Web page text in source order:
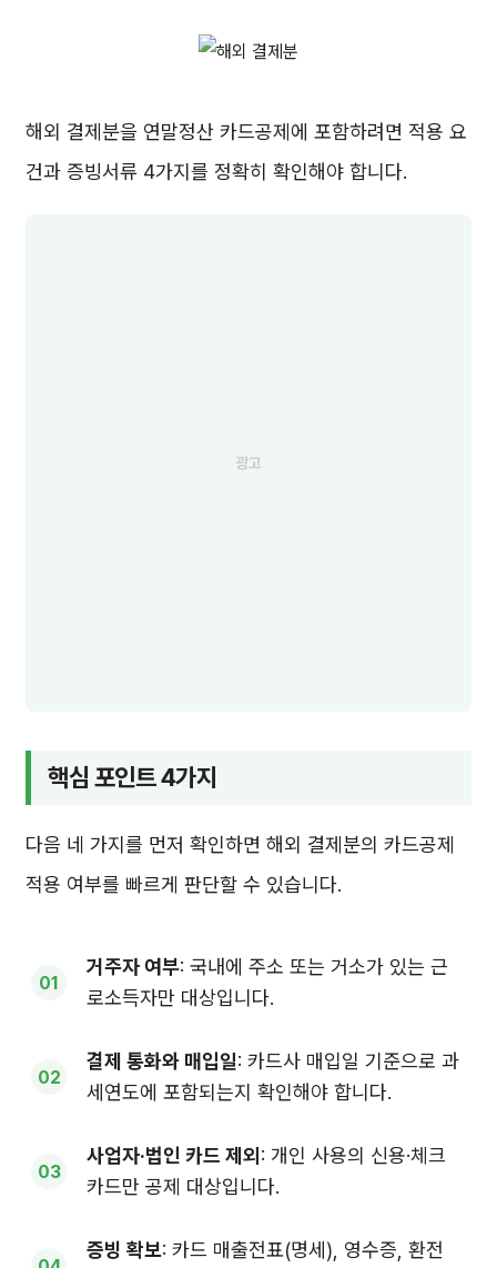
해외 결제분을 연말정산 카드공제에 포함하려면 적용 요
건과 증빙서류 4가지를 정확히 확인해야 합니다.
핵심 포인트 4가지
다음 네 가지를 먼저 확인하면 해외 결제분의 카드공제
적용 여부를 빠르게 판단할 수 있습니다.
거주자 여부: 국내에 주소 또는 거소가 있는 근
로소득자만 대상입니다.
결제 통화와 매입일: 카드사 매입일 기준으로 과
세연도에 포함되는지 확인해야 합니다.
사업자·법인 카드 제외 : 개인 사용의 신용·체크
카드만 공제 대상입니다.
증빙 확보: 카드 매출전표(명세), 영수증, 환전